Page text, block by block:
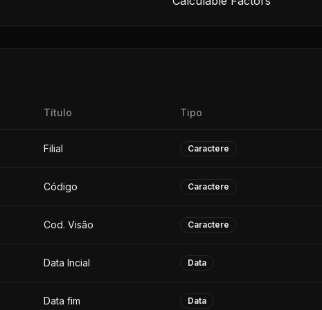
Título Tipo
Filial Caractere
Código Caractere
Cod. Visão Caractere
Data Incial Data
Data fim Data